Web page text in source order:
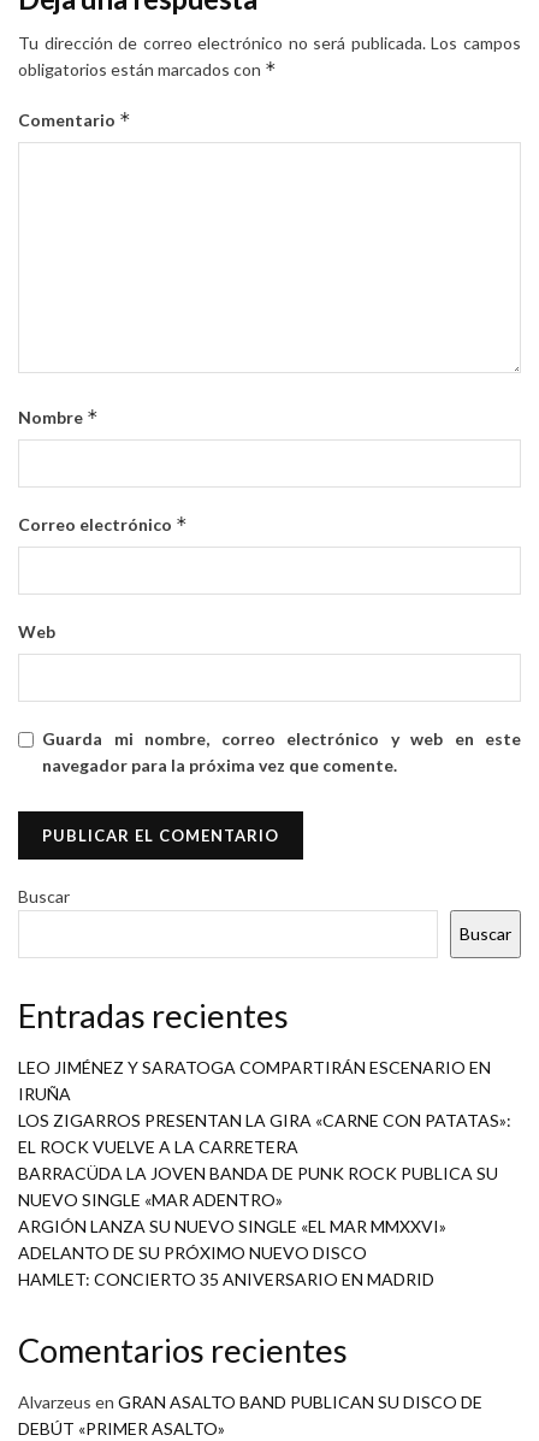
Tu dirección de correo electrónico no será publicada. Los campos
obligatorios están marcados con *
Comentario *
Nombre *
Correo electrónico *
Web
Guarda mi nombre, correo electrónico y web en este
navegador para la próxima vez que comente.
Buscar
Buscar
Entradas recientes
LEO JIMÉNEZ Y SARATOGA COMPARTIRÁN ESCENARIO EN
IRUÑA
LOS ZIGARROS PRESENTAN LA GIRA «CARNE CON PATATAS»:
EL ROCK VUELVE A LA CARRETERA
BARRACÜDA LA JOVEN BANDA DE PUNK ROCK PUBLICA SU
NUEVO SINGLE «MAR ADENTRO»
ARGIÓN LANZA SU NUEVO SINGLE «EL MAR MMXXVI»
ADELANTO DE SU PRÓXIMO NUEVO DISCO
HAMLET: CONCIERTO 35 ANIVERSARIO EN MADRID
Comentarios recientes
Alvarzeus en GRAN ASALTO BAND PUBLICAN SU DISCO DE
DEBÚT «PRIMER ASALTO»